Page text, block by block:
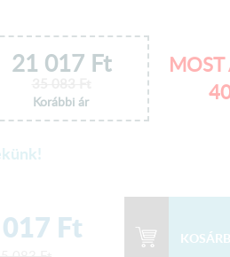
21 017Ft
Korábbi ár
Ft